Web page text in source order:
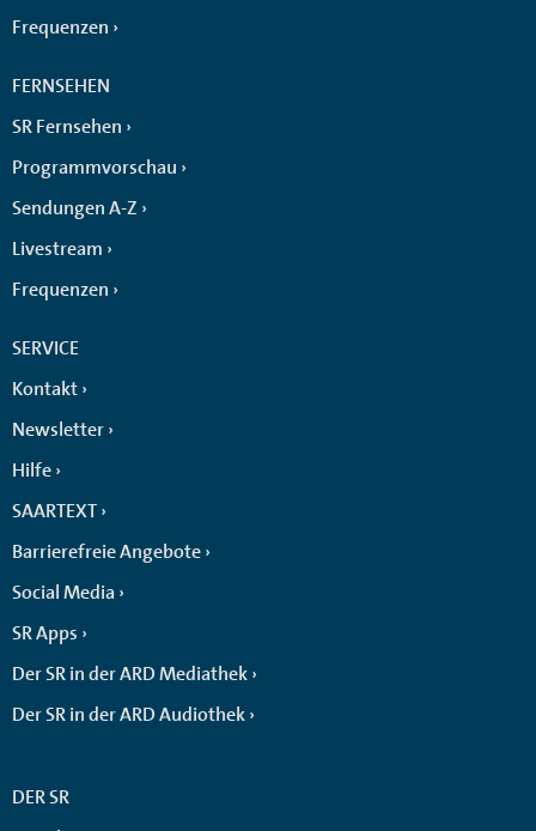
Frequenzen
FERNSEHEN
SR Fernsehen
Programmvorschau
Sendungen A-Z
Livestream
Frequenzen
SERVICE
Kontakt
Newsletter
Hilfe
SAARTEXT
Barrierefreie Angebote
Social Media
SR Apps
Der SR in der ARD Mediathek
Der SR in der ARD Audiothek
DER SR